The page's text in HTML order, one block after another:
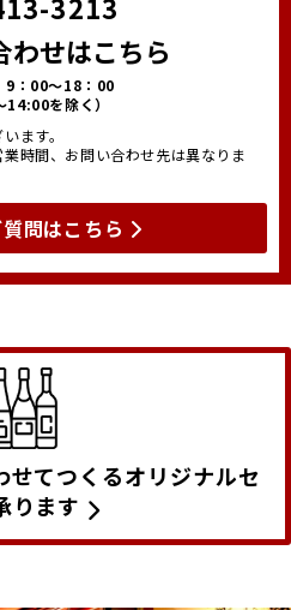
せはこちら
9：00～18：00
14:00を除く）
ます。
時間、お問い合わせ先は異なりま
問はこちら
せてつくるオリジナルセ
ります